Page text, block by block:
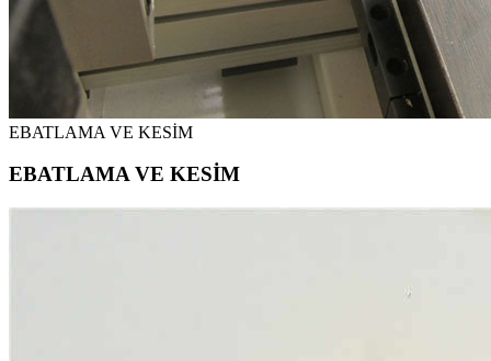
EBATLAMA VE KESİM
EBATLAMA VE KESİM